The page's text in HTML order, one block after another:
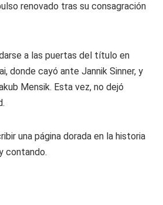
renovado tras su consagración
a las puertas del título en
donde cayó ante Jannik Sinner, y
Mensik. Esta vez, no dejó
una página dorada en la historia
contando.